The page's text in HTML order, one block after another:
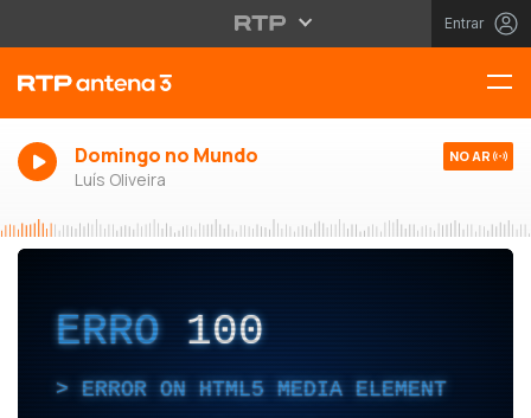
Entrar
Domingo no Mundo
Luís Oliveira
NO AR